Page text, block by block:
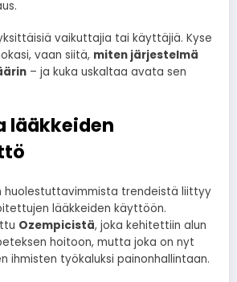
vaikuttajia tai käyttäjiä. Kyse
vaan siitä, miten järjestelmä
– ja kuka uskaltaa avata sen
lääkkeiden
huolestuttavimmista trendeistä liittyy
lääkkeiden käyttöön.
Ozempicistä, joka kehitettiin alun
hoitoon, mutta joka on nyt
ihmisten työkaluksi painonhallintaan.